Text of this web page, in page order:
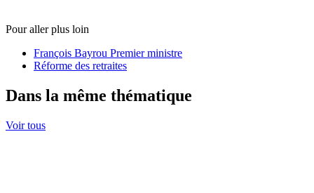
Pour aller plus loin
François Bayrou Premier ministre
Réforme des retraites
Dans la même thématique
Voir tous